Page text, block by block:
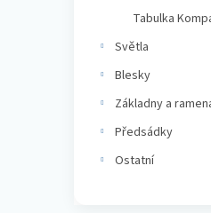
Tabulka
Světla
Blesky
Základny a
Předsádky
Ostatní